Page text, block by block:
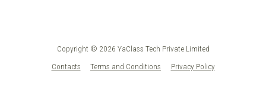
Copyright © 2026 YaClass Tech Private Limited
Contacts
Terms and Conditions Privacy Policy